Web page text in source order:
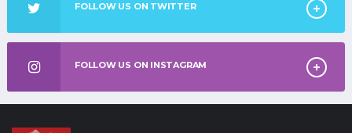
FOLLOW US ON TWITTER
FOLLOW US ON INSTAGRAM